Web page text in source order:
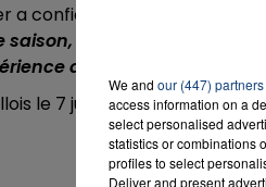
16h00
a confié qu’il aimerait voir
il faudra une assise
qui lui permettra de
le 7 juillet face à
We and our (447) partners
access information on a
select personalised
statistics or combinations
profiles to select
Deliver and present